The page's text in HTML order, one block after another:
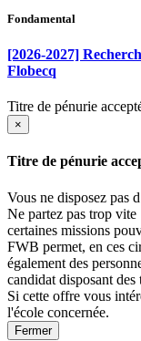
Fondamental
[2026-2027]
Flobecq
Titre de pénurie
×
Titre de pénurie
Vous ne disposez pas
Ne partez pas trop
certaines missions
FWB permet, en ces
également des
candidat disposant des
Si cette offre vous
l'école concernée.
Fermer